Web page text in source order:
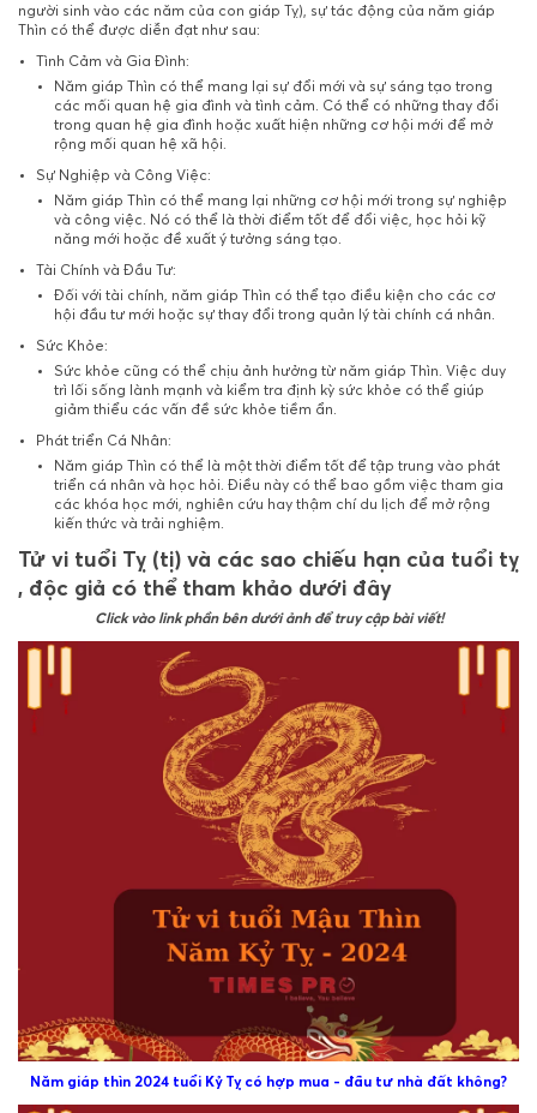
người sinh vào các năm của con giáp Tỵ), sự tác động của năm giáp
Thìn có thể được diễn đạt như sau:
Tình Cảm và Gia Đình:
Năm giáp Thìn có thể mang lại sự đổi mới và sự sáng tạo trong
các mối quan hệ gia đình và tình cảm. Có thể có những thay đổi
trong quan hệ gia đình hoặc xuất hiện những cơ hội mới để mở
rộng mối quan hệ xã hội.
Sự Nghiệp và Công Việc:
Năm giáp Thìn có thể mang lại những cơ hội mới trong sự nghiệp
và công việc. Nó có thể là thời điểm tốt để đổi việc, học hỏi kỹ
năng mới hoặc đề xuất ý tưởng sáng tạo.
Tài Chính và Đầu Tư:
Đối với tài chính, năm giáp Thìn có thể tạo điều kiện cho các cơ
hội đầu tư mới hoặc sự thay đổi trong quản lý tài chính cá nhân.
Sức Khỏe:
Sức khỏe cũng có thể chịu ảnh hưởng từ năm giáp Thìn. Việc duy
trì lối sống lành mạnh và kiểm tra định kỳ sức khỏe có thể giúp
giảm thiểu các vấn đề sức khỏe tiềm ẩn.
Phát triển Cá Nhân:
Năm giáp Thìn có thể là một thời điểm tốt để tập trung vào phát
triển cá nhân và học hỏi. Điều này có thể bao gồm việc tham gia
các khóa học mới, nghiên cứu hay thậm chí du lịch để mở rộng
kiến thức và trải nghiệm.
Tử vi tuổi Tỵ (tị) và các sao chiếu hạn của tuổi tỵ
, độc giả có thể tham khảo dưới đây
Click vào link phần bên dưới ảnh để truy cập bài viết!
Năm giáp thìn 2024 tuổi Kỷ Tỵ có hợp mua - đầu tư nhà đất không?